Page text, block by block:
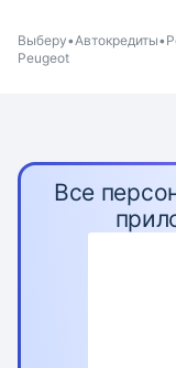
Выберу Автокредиты
Peugeot
Все